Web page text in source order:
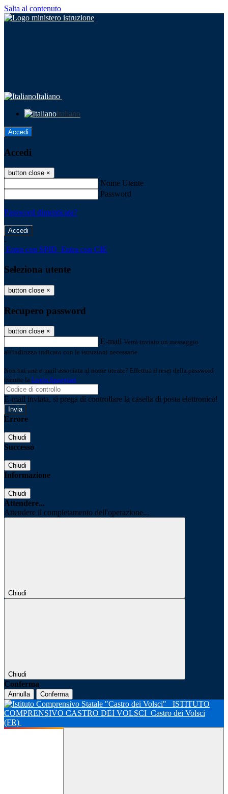
Salta al contenuto
Italiano
Italiano
Accedi
Accedi
button close ×
Nome Utente
Password
Password dimenticata?
-
Entra con SPID Entra con CIE
Seleziona utente
button close ×
Recupero password
button close ×
E-mail Verrà inviato un messaggio
all'indirizzo indicato con le istruzioni necessarie.
Non hai una e-mail associata al nome utente? Effettua il reset della password
tramite la Login Spaggiari
E-mail inviata, si prega di controllare la casella di posta elettronica!
Errore
Chiudi
Successo
Chiudi
Informazione
Chiudi
Attendere...
Attendere il completamento dell'operazione...
Chiudi
Chiudi
Conferma
Annulla Conferma
ISTITUTO
COMPRENSIVO CASTRO DEI VOLSCI Castro dei Volsci
(FR)